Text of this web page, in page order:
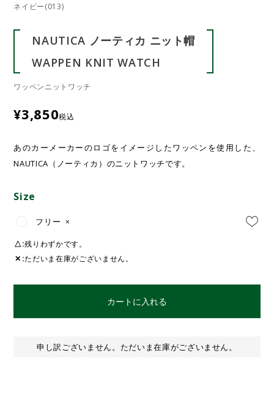
ネイビー(013)
NAUTICA ノーティカ ニット帽
WAPPEN KNIT WATCH
ワッペンニットワッチ
¥3,850税込
あのカーメーカーのロゴをイメージしたワッペンを使用した、
NAUTICA（ノーティカ）のニットワッチです。
Size
フリー ×
△ 残りわずかです。
✕ ただいま在庫がございません。
カートに入れる
申し訳ございません。ただいま在庫がございません。